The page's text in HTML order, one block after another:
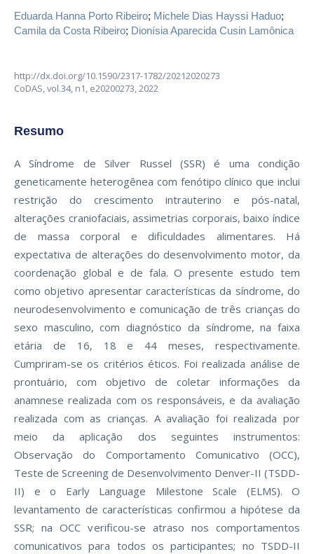
Eduarda Hanna Porto Ribeiro; Michele Dias Hayssi Haduo;
Camila da Costa Ribeiro; Dionísia Aparecida Cusin Lamônica
http://dx.doi.org/10.1590/2317-1782/20212020273
CoDAS,vol.34, n1, e20200273, 2022
Resumo
A Síndrome de Silver Russel (SSR) é uma condição
geneticamente heterogênea com fenótipo clínico que inclui
restrição do crescimento intrauterino e pós-natal,
alterações craniofaciais, assimetrias corporais, baixo índice
de massa corporal e dificuldades alimentares. Há
expectativa de alterações do desenvolvimento motor, da
coordenação global e de fala. O presente estudo tem
como objetivo apresentar características da síndrome, do
neurodesenvolvimento e comunicação de três crianças do
sexo masculino, com diagnóstico da síndrome, na faixa
etária de 16, 18 e 44 meses, respectivamente.
Cumpriram-se os critérios éticos. Foi realizada análise de
prontuário, com objetivo de coletar informações da
anamnese realizada com os responsáveis, e da avaliação
realizada com as crianças. A avaliação foi realizada por
meio da aplicação dos seguintes instrumentos:
Observação do Comportamento Comunicativo (OCC),
Teste de Screening de Desenvolvimento Denver-II (TSDD-
II) e o Early Language Milestone Scale (ELMS). O
levantamento de características confirmou a hipótese da
SSR; na OCC verificou-se atraso nos comportamentos
comunicativos para todos os participantes; no TSDD-II